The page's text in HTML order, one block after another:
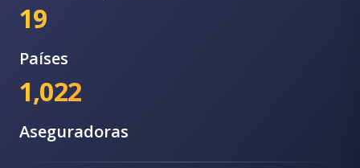
19
Países
1,022
Aseguradoras